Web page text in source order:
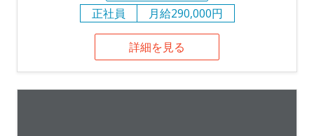
正社員
月給290,000円
詳細を見る